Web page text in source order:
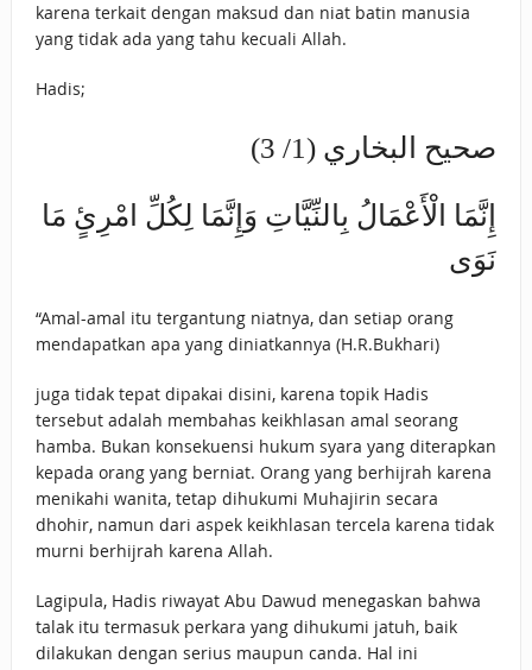
karena terkait dengan maksud dan niat batin manusia
yang tidak ada yang tahu kecuali Allah.
Hadis;
صحيح البخاري (1/ 3)
إِنَّمَا الْأَعْمَالُ بِالنِّيَّاتِ وَإِنَّمَا لِكُلِّ امْرِئٍ مَا
نَوَى
“Amal-amal itu tergantung niatnya, dan setiap orang
mendapatkan apa yang diniatkannya (H.R.Bukhari)
juga tidak tepat dipakai disini, karena topik Hadis
tersebut adalah membahas keikhlasan amal seorang
hamba. Bukan konsekuensi hukum syara yang diterapkan
kepada orang yang berniat. Orang yang berhijrah karena
menikahi wanita, tetap dihukumi Muhajirin secara
dhohir, namun dari aspek keikhlasan tercela karena tidak
murni berhijrah karena Allah.
Lagipula, Hadis riwayat Abu Dawud menegaskan bahwa
talak itu termasuk perkara yang dihukumi jatuh, baik
dilakukan dengan serius maupun canda. Hal ini